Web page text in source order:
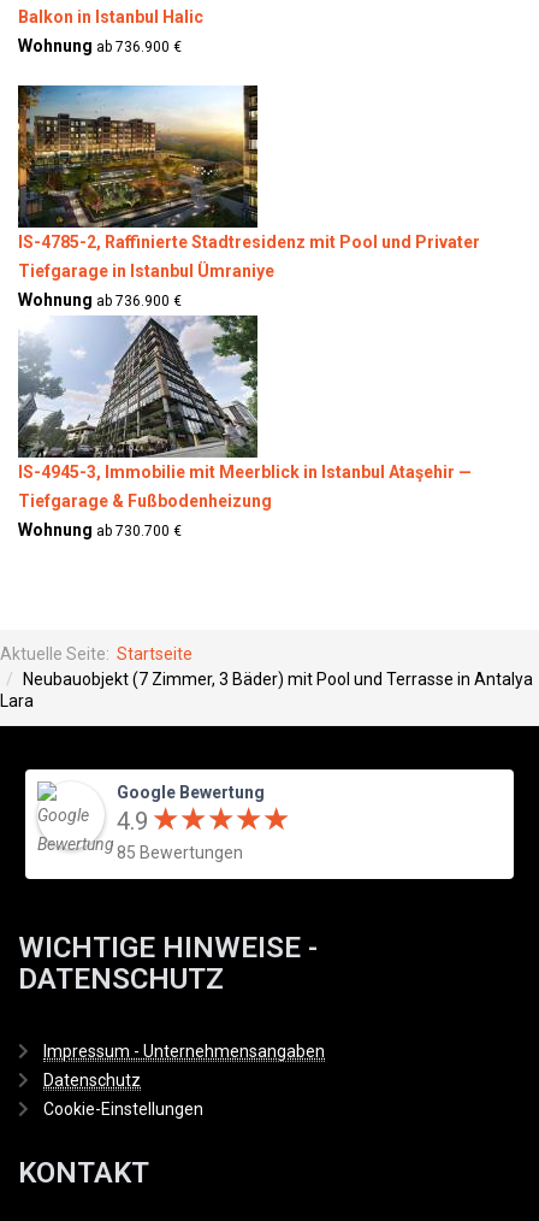
Balkon in Istanbul Halic
Wohnung ab 736.900 €
IS-4785-2, Raffinierte Stadtresidenz mit Pool und Privater
Tiefgarage in Istanbul Ümraniye
Wohnung ab 736.900 €
IS-4945-3, Immobilie mit Meerblick in Istanbul Ataşehir —
Tiefgarage & Fußbodenheizung
Wohnung ab 730.700 €
Aktuelle Seite: Startseite
Neubauobjekt (7 Zimmer, 3 Bäder) mit Pool und Terrasse in Antalya
Lara
Google Bewertung
4.9 ★★★★★
★★★★★
85 Bewertungen
WICHTIGE HINWEISE -
DATENSCHUTZ
Impressum - Unternehmensangaben
Datenschutz
Cookie-Einstellungen
KONTAKT